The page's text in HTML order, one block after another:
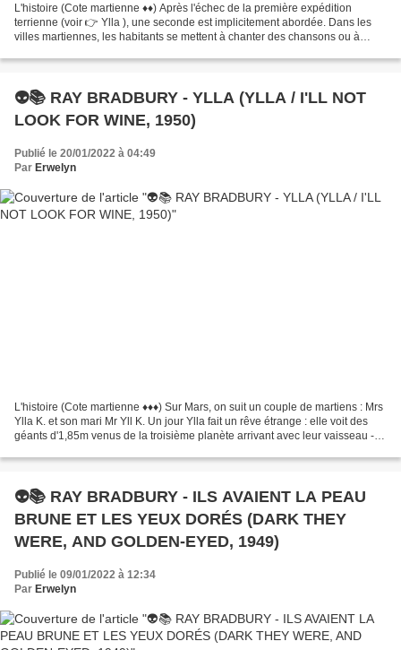
L'histoire (Cote martienne ♦♦) Après l'échec de la première expédition
terrienne (voir 👉 Ylla ), une seconde est implicitement abordée. Dans les
villes martiennes, les habitants se mettent à chanter des chansons ou à
👽📚 RAY BRADBURY - YLLA (YLLA / I'LL NOT
LOOK FOR WINE, 1950)
Publié le 20/01/2022 à 04:49
Par Erwelyn
L'histoire (Cote martienne ♦♦♦) Sur Mars, on suit un couple de martiens : Mrs
Ylla K. et son mari Mr Yll K. Un jour Ylla fait un rêve étrange : elle voit des
géants d'1,85m venus de la troisième planète arrivant avec leur vaisseau -
👽📚 RAY BRADBURY - ILS AVAIENT LA PEAU
BRUNE ET LES YEUX DORÉS (DARK THEY
WERE, AND GOLDEN-EYED, 1949)
Publié le 09/01/2022 à 12:34
Par Erwelyn